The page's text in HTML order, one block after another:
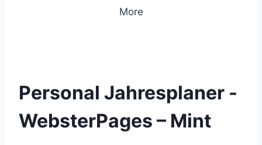
More
Personal Jahresplaner -
WebsterPages – Mint